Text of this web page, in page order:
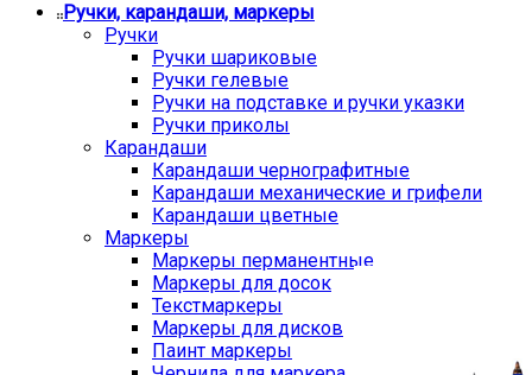
Ручки, карандаши, маркеры
Ручки
Ручки шариковые
Ручки гелевые
Ручки на подставке и ручки указки
Ручки приколы
Карандаши
Карандаши чернографитные
Карандаши механические и грифели
Карандаши цветные
Маркеры
Маркеры перманентные
Маркеры для досок
Текстмаркеры
Маркеры для дисков
Паинт маркеры